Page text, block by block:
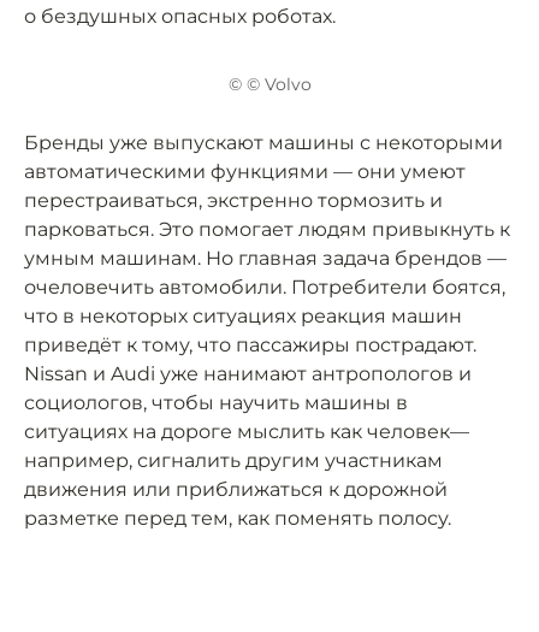
о бездушных опасных роботах.
© © Volvo
Бренды уже выпускают машины с некоторыми
автоматическими функциями — они умеют
перестраиваться, экстренно тормозить и
парковаться. Это помогает людям привыкнуть к
умным машинам. Но главная задача брендов —
очеловечить автомобили. Потребители боятся,
что в некоторых ситуациях реакция машин
приведёт к тому, что пассажиры пострадают.
Nissan и Audi уже нанимают антропологов и
социологов, чтобы научить машины в
ситуациях на дороге мыслить как человек—
например, сигналить другим участникам
движения или приближаться к дорожной
разметке перед тем, как поменять полосу.